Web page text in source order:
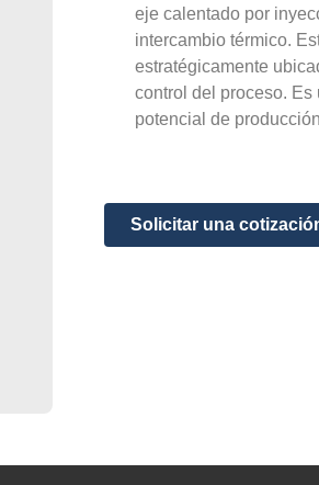
eje calentado por
intercambio térmico.
estratégicamente
control del proceso.
potencial de
Solicitar una